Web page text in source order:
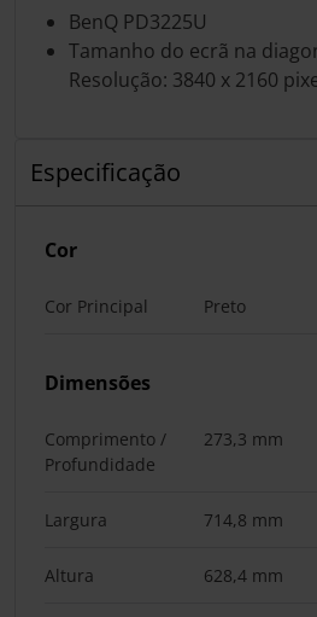
BenQ PD3225U
Tamanho do ecrã na
Resolução: 3840 x 2160
Especificação
Cor
Cor Principal Preto
Dimensões
Comprimento /
Profundidade
273,3 mm
Largura 714,8 mm
Altura 628,4 mm